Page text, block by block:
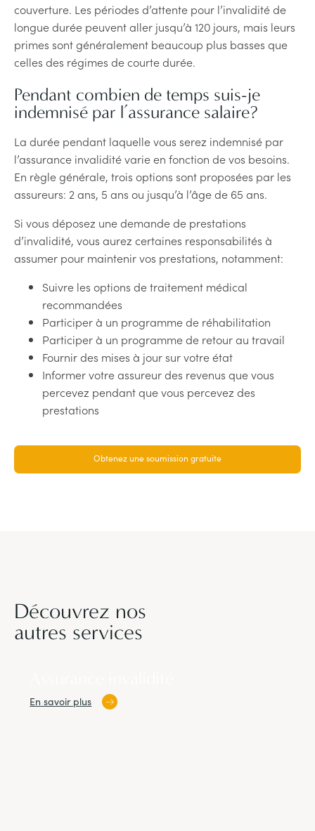
couverture. Les périodes d’attente pour l’invalidité de
longue durée peuvent aller jusqu’à 120 jours, mais leurs
primes sont généralement beaucoup plus basses que
celles des régimes de courte durée.
Pendant combien de temps suis-je
indemnisé par l’assurance salaire?
La durée pendant laquelle vous serez indemnisé par
l’assurance invalidité varie en fonction de vos besoins.
En règle générale, trois options sont proposées par les
assureurs: 2 ans, 5 ans ou jusqu’à l’âge de 65 ans.
Si vous déposez une demande de prestations
d’invalidité, vous aurez certaines responsabilités à
assumer pour maintenir vos prestations, notamment:
Suivre les options de traitement médical
recommandées
Participer à un programme de réhabilitation
Participer à un programme de retour au travail
Fournir des mises à jour sur votre état
Informer votre assureur des revenus que vous
percevez pendant que vous percevez des
prestations
Obtenez une soumission gratuite
Découvrez nos
autres services
En savoir plus